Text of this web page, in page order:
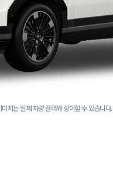
미지는 실제 차량 컬러와 상이할 수 있습니다.